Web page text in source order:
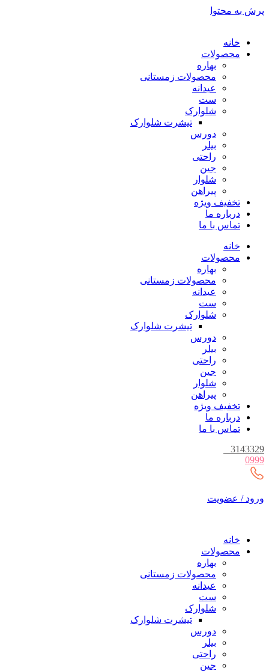
پرش به محتوا
خانه
محصولات
بهاره
محصولات زمستانی
عیدانه
ست
شلوارک
تیشرت شلوارک
دورس
بیلر
راحتی
جین
شلوار
پیراهن
تخفیف ویژه
درباره ما
تماس با ما
خانه
محصولات
بهاره
محصولات زمستانی
عیدانه
ست
شلوارک
تیشرت شلوارک
دورس
بیلر
راحتی
جین
شلوار
پیراهن
تخفیف ویژه
درباره ما
تماس با ما
3143329
0999
ورود / عضویت
خانه
محصولات
بهاره
محصولات زمستانی
عیدانه
ست
شلوارک
تیشرت شلوارک
دورس
بیلر
راحتی
جین